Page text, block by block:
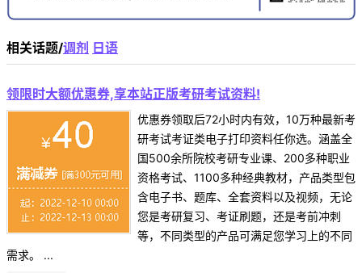
相关话题/调剂 日语
领限时大额优惠券,享本站正版考研考试资料!
优惠券领取后72小时内有效，10万种最新考
研考试考证类电子打印资料任你选。涵盖全
国500余所院校考研专业课、200多种职业
资格考试、1100多种经典教材，产品类型包
含电子书、题库、全套资料以及视频，无论
您是考研复习、考证刷题，还是考前冲刺
等，不同类型的产品可满足您学习上的不同
需求。 ...